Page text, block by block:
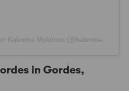
in Gordes,